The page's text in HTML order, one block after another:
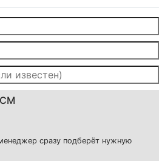
сразу подберёт нужную